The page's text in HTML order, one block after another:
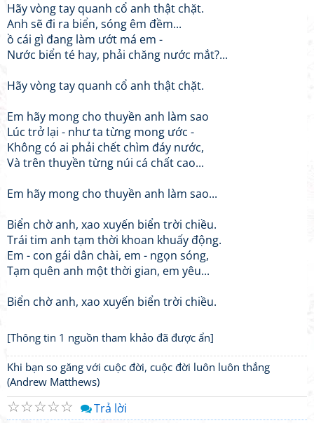
Hãy vòng tay quanh cổ anh thật chặt.
Anh sẽ đi ra biển, sóng êm đềm...
ồ cái gì đang làm ướt má em -
Nước biển té hay, phải chăng nước mắt?...
Hãy vòng tay quanh cổ anh thật chặt.
Em hãy mong cho thuyền anh làm sao
Lúc trở lại - như ta từng mong ước -
Không có ai phải chết chìm đáy nước,
Và trên thuyền từng núi cá chất cao...
Em hãy mong cho thuyền anh làm sao...
Biển chờ anh, xao xuyến biển trời chiều.
Trái tim anh tạm thời khoan khuấy động.
Em - con gái dân chài, em - ngọn sóng,
Tạm quên anh một thời gian, em yêu...
Biển chờ anh, xao xuyến biển trời chiều.
[Thông tin 1 nguồn tham khảo đã được ẩn]
Khi bạn so găng với cuộc đời, cuộc đời luôn luôn thắng
(Andrew Matthews)
☆
☆
☆
☆
☆ Trả lời